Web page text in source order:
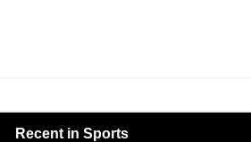
Recent in Sports